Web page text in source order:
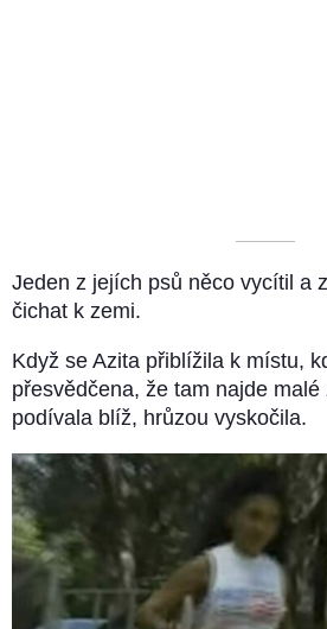
––––––––––
Jeden z jejích psů něco vycítil a
čichat k zemi.
Když se Azita přiblížila k místu,
přesvědčena, že tam najde
podívala blíž, hrůzou vyskočila.